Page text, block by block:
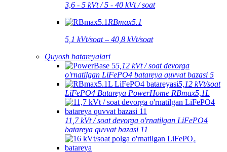
3,6 - 5 kVt / 5 - 40 kVt / soat
RBmax5.1
5,1 kVt/soat – 40,8 kVt/soat
Quyosh batareyalari
5,12 kVt / soat devorga
o'rnatilgan LiFePO4 batareya quvvat bazasi 5
5,12 kVt/soat
LiFePO4 Batareya PowerHome RBmax5,1L
11,7 kVt / soat devorga o'rnatilgan LiFePO4
batareya quvvat bazasi 11